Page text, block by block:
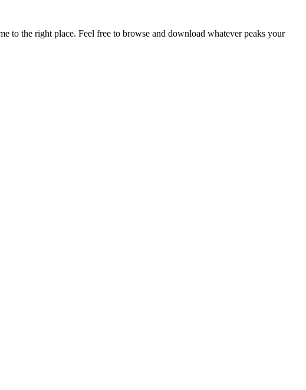
to the right place. Feel free to browse and download whatever peaks your